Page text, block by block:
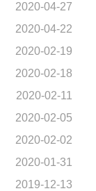
2020-04-27
2020-04-22
2020-02-19
2020-02-18
2020-02-11
2020-02-05
2020-02-02
2020-01-31
2019-12-13